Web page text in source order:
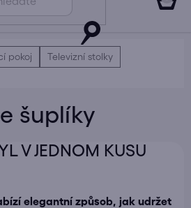
pokoj
Televizní stolky
šuplíky
V JEDNOM KUSU
elegantní způsob, jak udržet